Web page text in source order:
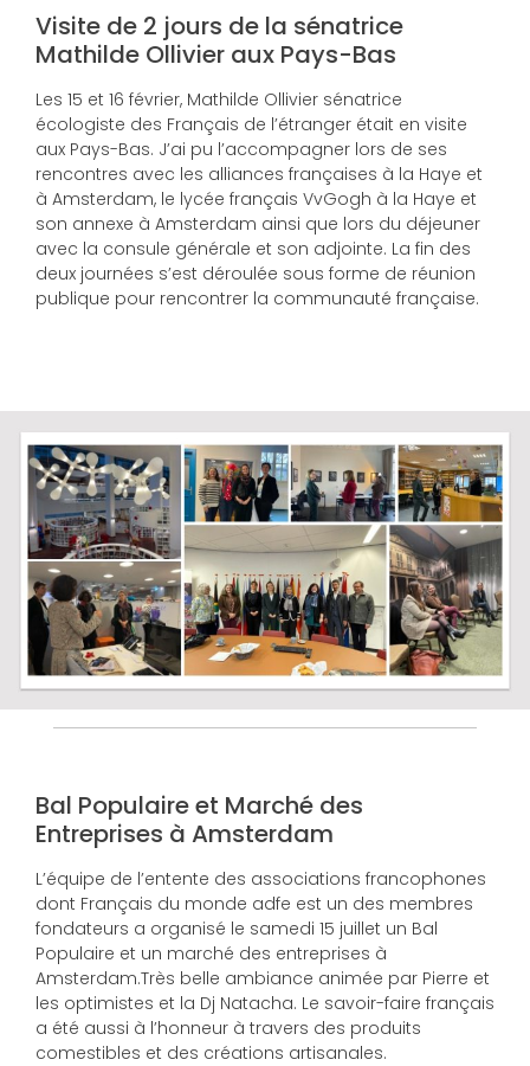
Visite de 2 jours de la sénatrice
Mathilde Ollivier aux Pays-Bas
Les 15 et 16 février, Mathilde Ollivier sénatrice
écologiste des Français de l’étranger était en visite
aux Pays-Bas. J’ai pu l’accompagner lors de ses
rencontres avec les alliances françaises à la Haye et
à Amsterdam, le lycée français VvGogh à la Haye et
son annexe à Amsterdam ainsi que lors du déjeuner
avec la consule générale et son adjointe. La fin des
deux journées s’est déroulée sous forme de réunion
publique pour rencontrer la communauté française.
Bal Populaire et Marché des
Entreprises à Amsterdam
L’équipe de l’entente des associations francophones
dont Français du monde adfe est un des membres
fondateurs a organisé le samedi 15 juillet un Bal
Populaire et un marché des entreprises à
Amsterdam.Très belle ambiance animée par Pierre et
les optimistes et la Dj Natacha. Le savoir-faire français
a été aussi à l’honneur à travers des produits
comestibles et des créations artisanales.